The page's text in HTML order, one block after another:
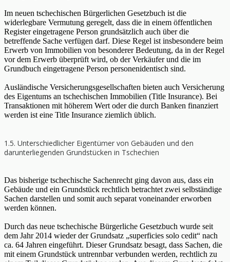
Im neuen tschechischen Bürgerlichen Gesetzbuch ist die
widerlegbare Vermutung geregelt, dass die in einem öffentlichen
Register eingetragene Person grundsätzlich auch über die
betreffende Sache verfügen darf. Diese Regel ist insbesondere beim
Erwerb von Immobilien von besonderer Bedeutung, da in der Regel
vor dem Erwerb überprüft wird, ob der Verkäufer und die im
Grundbuch eingetragene Person personenidentisch sind.
Ausländische Versicherungsgesellschaften bieten auch Versicherung
des Eigentums an tschechischen Immobilien (Title Insurance). Bei
Transaktionen mit höherem Wert oder die durch Banken finanziert
werden ist eine Title Insurance ziemlich üblich.
1.5. Unterschiedlicher Eigentümer von Gebäuden und den
darunterliegenden Grundstücken in Tschechien
Das bisherige tschechische Sachenrecht ging davon aus, dass ein
Gebäude und ein Grundstück rechtlich betrachtet zwei selbständige
Sachen darstellen und somit auch separat voneinander erworben
werden können.
Durch das neue tschechische Bürgerliche Gesetzbuch wurde seit
dem Jahr 2014 wieder der Grundsatz „superficies solo cedit“ nach
ca. 64 Jahren eingeführt. Dieser Grundsatz besagt, dass Sachen, die
mit einem Grundstück untrennbar verbunden werden, rechtlich zu